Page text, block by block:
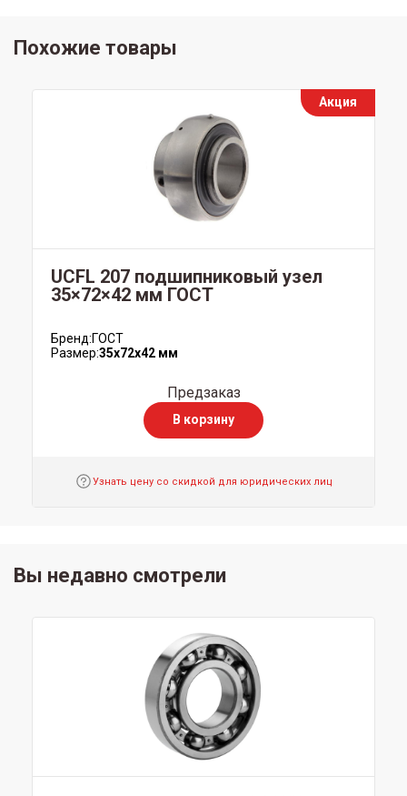
Похожие товары
Акция
UCFL 207 подшипниковый узел
35×72×42 мм ГОСТ
Бренд:ГОСТ
Размер:35x72x42 мм
Предзаказ
В корзину
Узнать цену со скидкой для юридических лиц
Вы недавно смотрели